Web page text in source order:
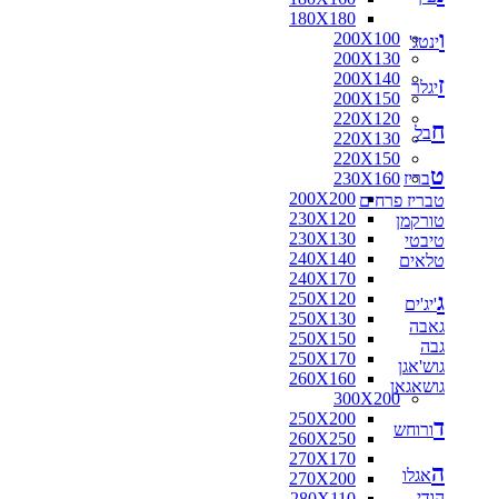
180X180
200X100
200X130
200X140
200X150
220X120
220X130
220X150
230X160
200X200
230X120
230X130
240X140
240X170
250X120
250X130
250X150
250X170
260X160
300X200
250X200
260X250
270X170
270X200
וינטג'
זיגלר
חבל
טבריז
טבריז פרחים
טורקמן
טיבטי
טלאים
ג'יג'ים
גאבה
גבה
גוש'אגן
גושאגאן
דורוחש
האגלו